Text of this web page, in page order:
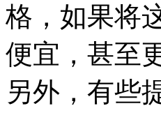
格，如果将
便宜，甚至
另外，有些